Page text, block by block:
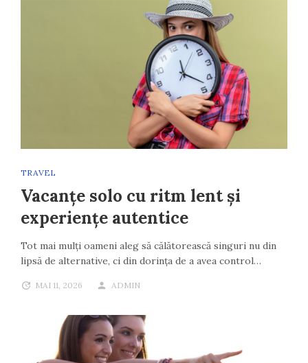
TRAVEL
Vacanțe solo cu ritm lent și
experiențe autentice
Tot mai mulți oameni aleg să călătorească singuri nu din
lipsă de alternative, ci din dorința de a avea control…
MAI 11, 2026 ADMIN